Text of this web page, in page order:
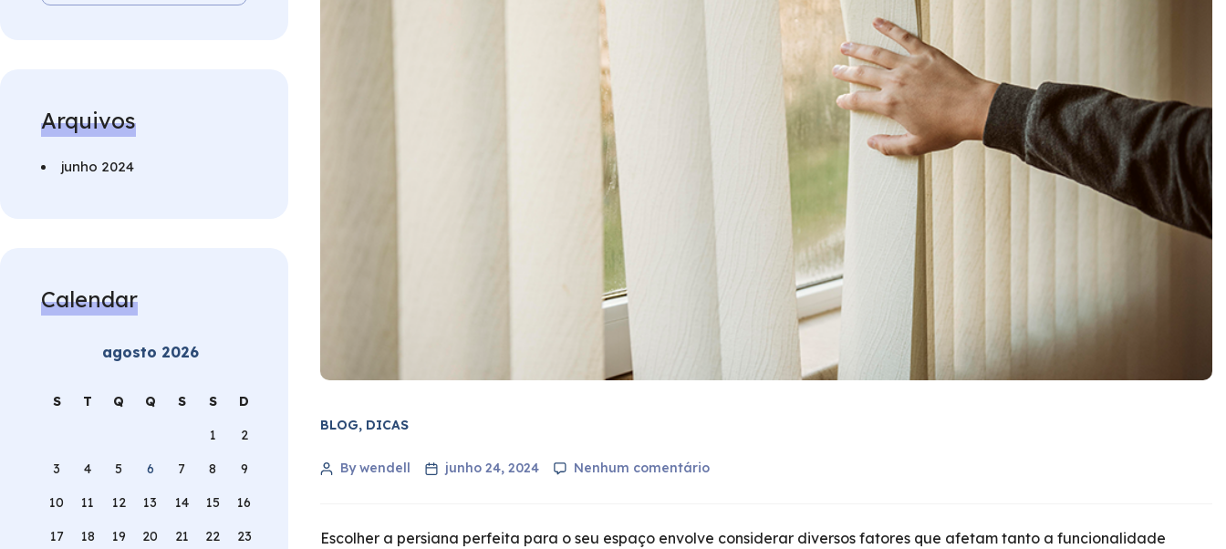
BLOG, DICAS
By wendell junho 24, 2024 Nenhum comentário
Escolher a persiana perfeita para o seu espaço envolve considerar diversos fatores que afetam tanto a funcionalidade
Arquivos
junho 2024
Calendar
agosto 2026
S T Q Q S S D
1 2
3 4 5 6 7 8 9
10 11 12 13 14 15 16
17 18 19 20 21 22 23